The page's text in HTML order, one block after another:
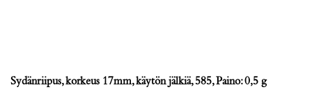
Sydänriipus, korkeus 17mm, käytön jälkiä, 585, Paino: 0,5 g